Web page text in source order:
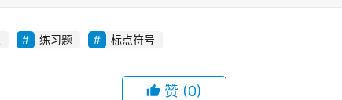
练习题 标点符号
赞 (0)